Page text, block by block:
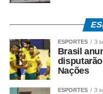
ESPORTES 3
Brasil
Nações
ESPORTES 3